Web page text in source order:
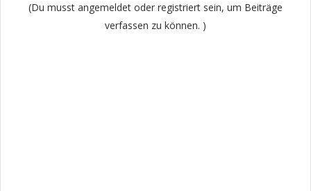
(Du musst angemeldet oder registriert sein, um Beiträge
verfassen zu können. )